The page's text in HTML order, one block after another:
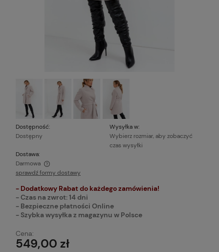
Dostępność:
Dostępny
Wysyłka w:
Wybierz rozmiar, aby zobaczyć
czas wysyłki
Dostawa:
Darmowa
Cena nie zawiera ewentualnych kosztów płatności
sprawdź formy dostawy
- Dodatkowy Rabat do każdego zamówienia!
- Czas na zwrot: 14 dni
- Bezpieczne płatności Online
- Szybka wysyłka z magazynu w Polsce
Cena:
549,00 zł